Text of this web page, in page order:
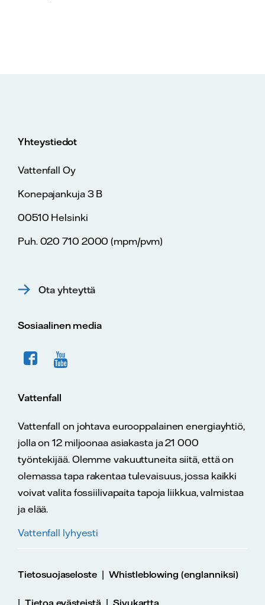
Yhteystiedot
Vattenfall Oy
Konepajankuja 3 B
00510 Helsinki
Puh. 020 710 2000 (mpm/pvm)
Ota yhteyttä
Sosiaalinen media
Vattenfall
Vattenfall on johtava eurooppalainen energiayhtiö,
jolla on 12 miljoonaa asiakasta ja 21 000
työntekijää. Olemme vakuuttuneita siitä, että on
olemassa tapa rakentaa tulevaisuus, jossa kaikki
voivat valita fossiilivapaita tapoja liikkua, valmistaa
ja elää.
Vattenfall lyhyesti
Tietosuojaseloste | Whistleblowing (englanniksi)
| |